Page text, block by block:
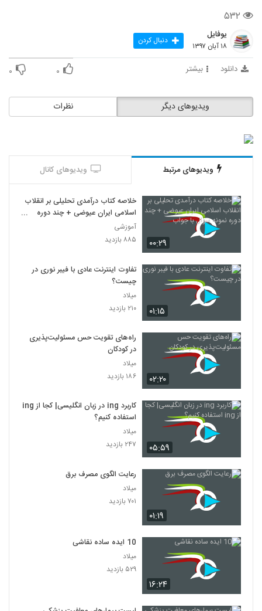
۵۳۲
یوفایل
۱۸ آبان ۱۳۹۷ دنبال کردن
دانلود بیشتر ۰ ۰
نظرات ویدیوهای دیگر
ویدیوهای مرتبط ویدیوهای کانال
۰۰:۲۹
خلاصه کتاب درآمدی تحلیلی بر انقلاب
اسلامی ایران عیوضی + چند دوره
نمونه سوال با جواب
آموزشی
۸۸۵ بازدید
۰۱:۱۵
تفاوت اینترنت عادی با فیبر نوری در
چیست؟
میلاد
۲۱۰ بازدید
۰۲:۲۰
راه‌های تقویت حس مسئولیت‌پذیری
در کودکان
میلاد
۱۸۶ بازدید
۰۵:۵۹
کاربرد ing در زبان انگلیسی| کجا از ing
استفاده کنیم؟
میلاد
۲۴۷ بازدید
۰۱:۱۹
رعایت الگوی مصرف برق
میلاد
۷۰۱ بازدید
۱۶:۲۴
10 ایده ساده نقاشی
میلاد
۵۲۹ بازدید